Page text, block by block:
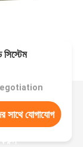
সাথে যোগাযোগ
করুন